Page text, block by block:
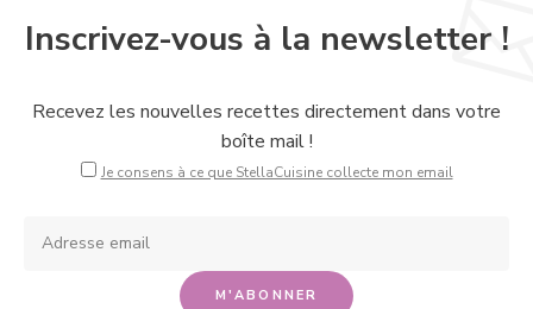
Inscrivez-vous à la newsletter !
Recevez les nouvelles recettes directement dans votre
boîte mail !
Je consens à ce que StellaCuisine collecte mon email